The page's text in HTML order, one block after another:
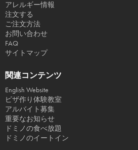
アレルギー情報
注文する
ご注文方法
お問い合わせ
FAQ
サイトマップ
関連コンテンツ
English Website
ピザ作り体験教室
アルバイト募集
重要なお知らせ
ドミノの食べ放題
ドミノのイートイン